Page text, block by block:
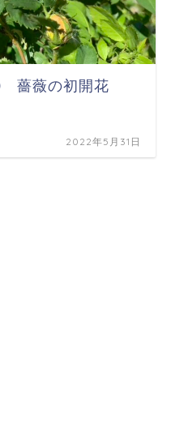
薔薇の初開花
2022年5月31日